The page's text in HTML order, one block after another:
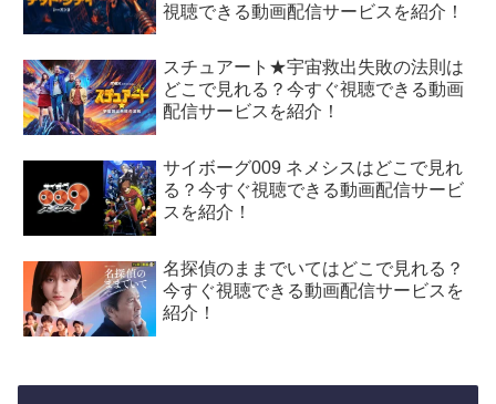
視聴できる動画配信サービスを紹介！
スチュアート★宇宙救出失敗の法則は
どこで見れる？今すぐ視聴できる動画
配信サービスを紹介！
サイボーグ009 ネメシスはどこで見れ
る？今すぐ視聴できる動画配信サービ
スを紹介！
名探偵のままでいてはどこで見れる？
今すぐ視聴できる動画配信サービスを
紹介！